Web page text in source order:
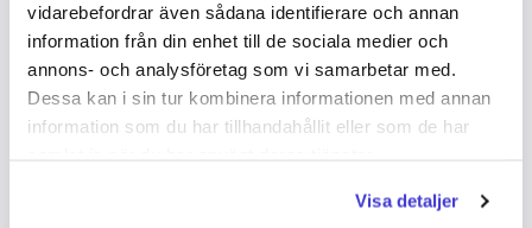
vidarebefordrar även sådana identifierare och annan
information från din enhet till de sociala medier och
annons- och analysföretag som vi samarbetar med.
Dessa kan i sin tur kombinera informationen med annan
information som du har tillhandahållit eller som de har
Visa detaljer